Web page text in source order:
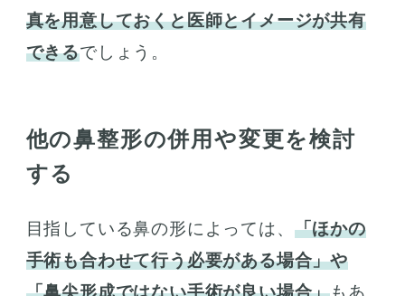
真を用意しておくと医師とイメージが共有
できるでしょう。
他の鼻整形の併用や変更を検討
する
目指している鼻の形によっては、 「ほかの
手術も合わせて行う必要がある場合」や
「鼻尖形成ではない手術が良い場合」もあ